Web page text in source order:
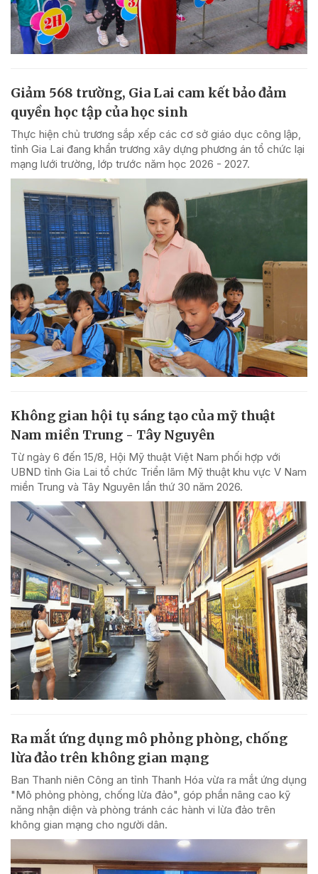
Giảm 568 trường, Gia Lai cam kết bảo đảm
quyền học tập của học sinh
Thực hiện chủ trương sắp xếp các cơ sở giáo dục công lập,
tỉnh Gia Lai đang khẩn trương xây dựng phương án tổ chức lại
mạng lưới trường, lớp trước năm học 2026 - 2027.
Không gian hội tụ sáng tạo của mỹ thuật
Nam miền Trung - Tây Nguyên
Từ ngày 6 đến 15/8, Hội Mỹ thuật Việt Nam phối hợp với
UBND tỉnh Gia Lai tổ chức Triển lãm Mỹ thuật khu vực V Nam
miền Trung và Tây Nguyên lần thứ 30 năm 2026.
Ra mắt ứng dụng mô phỏng phòng, chống
lừa đảo trên không gian mạng
Ban Thanh niên Công an tỉnh Thanh Hóa vừa ra mắt ứng dụng
"Mô phỏng phòng, chống lừa đảo", góp phần nâng cao kỹ
năng nhận diện và phòng tránh các hành vi lừa đảo trên
không gian mạng cho người dân.